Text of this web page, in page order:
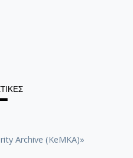
Archive (KeMKA)»